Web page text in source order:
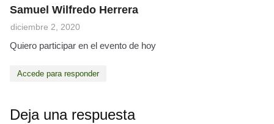
Samuel Wilfredo Herrera
diciembre 2, 2020
Quiero participar en el evento de hoy
Accede para responder
Deja una respuesta